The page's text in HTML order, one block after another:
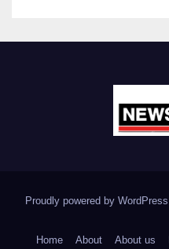
Proudly powered by WordPress
Home About About us